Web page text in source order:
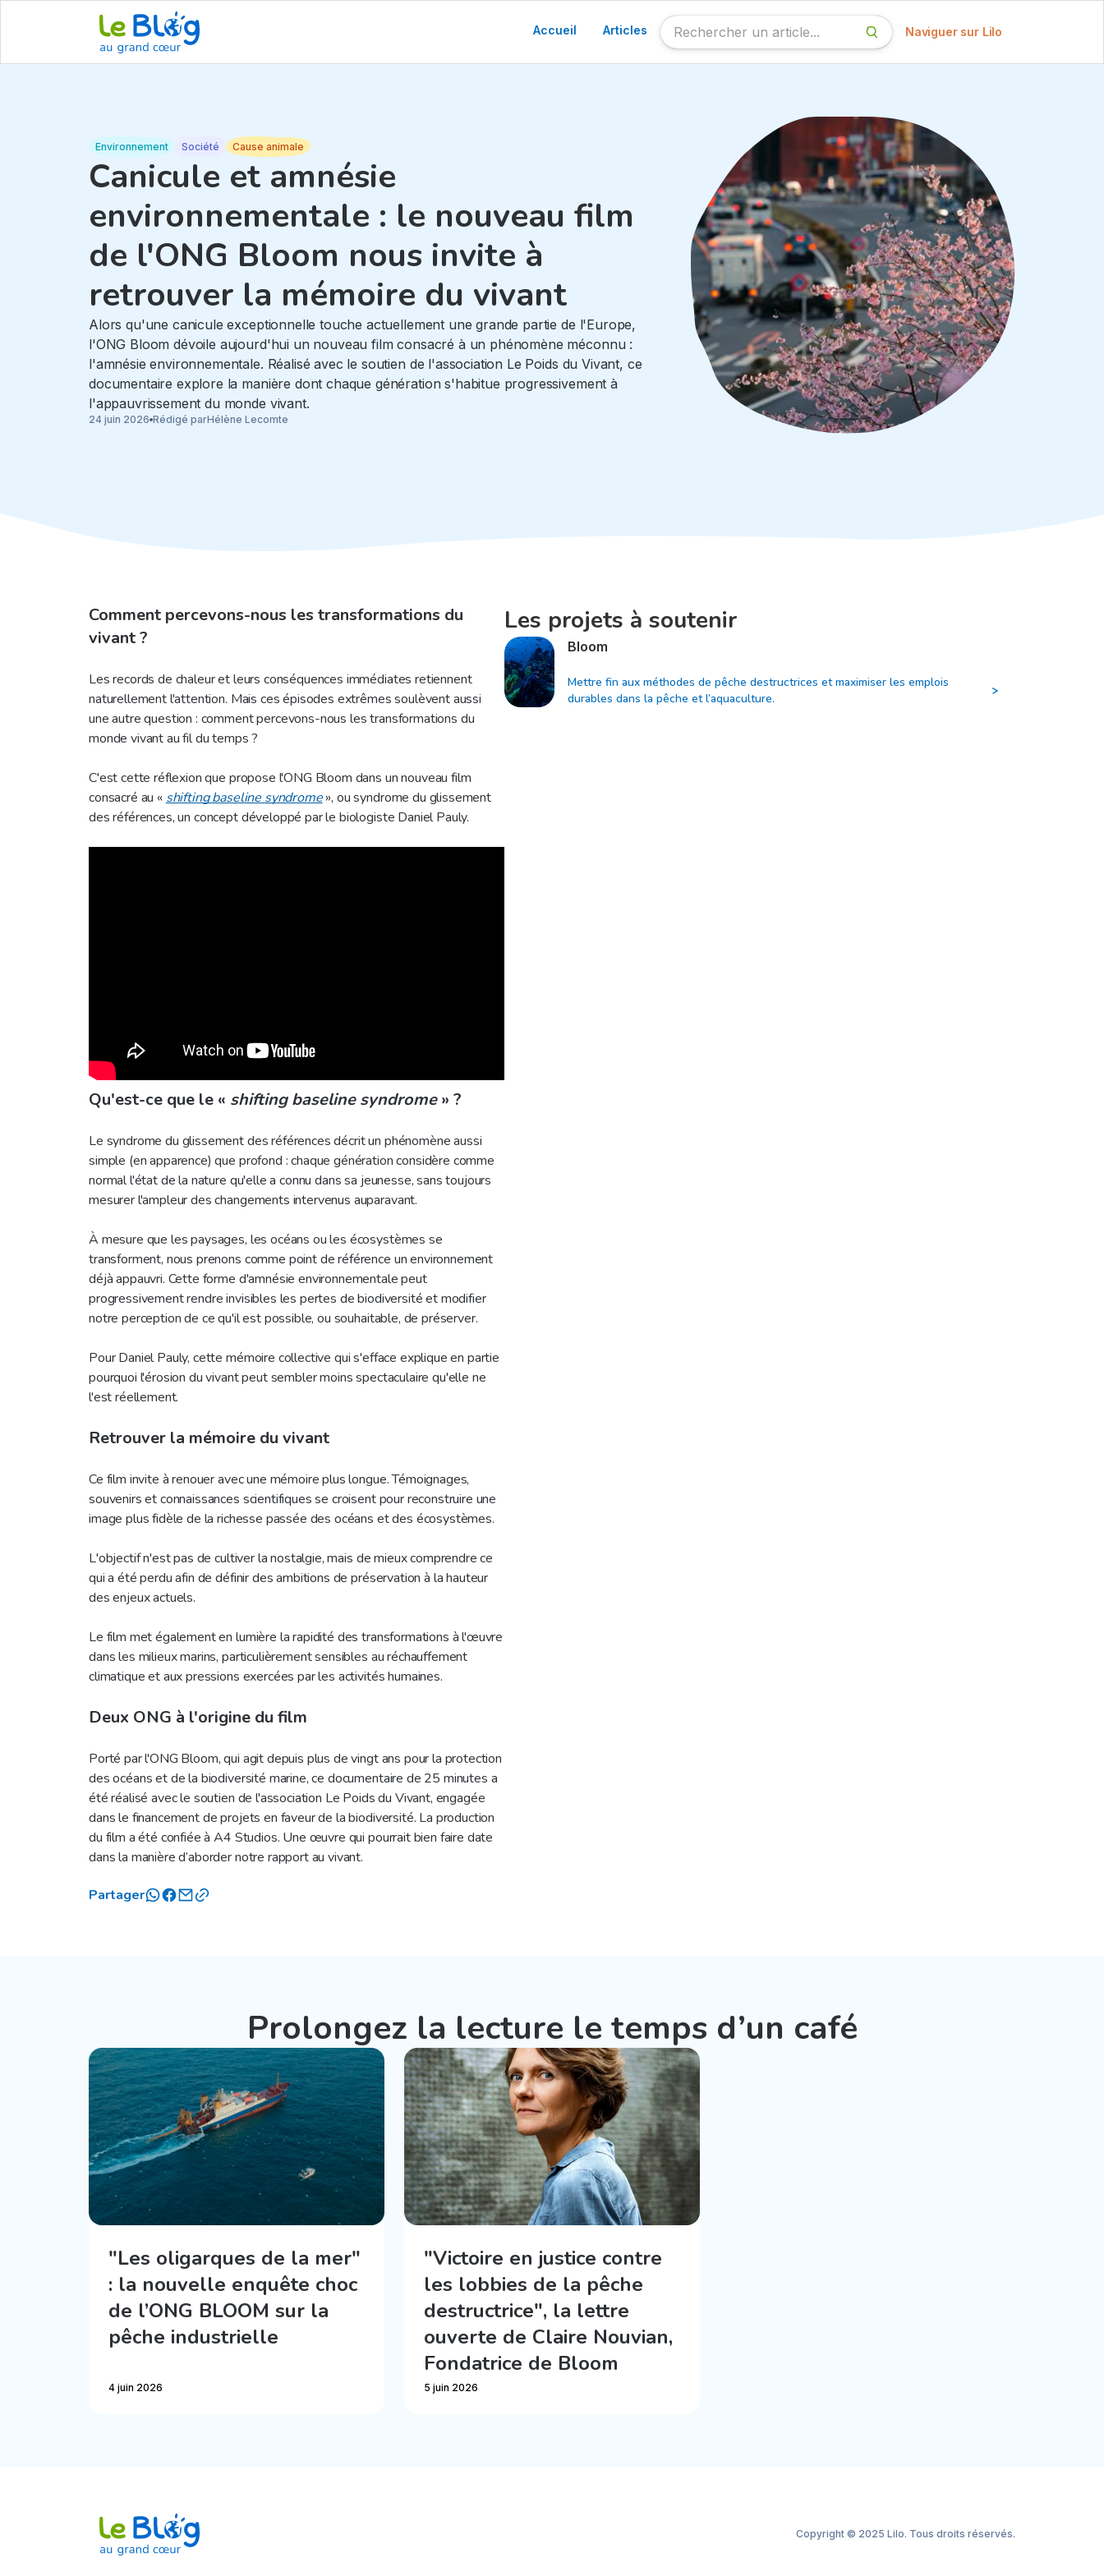
Accueil Articles Naviguer sur Lilo
Environnement Société Cause animale
Canicule et amnésie
environnementale : le nouveau film
de l'ONG Bloom nous invite à
retrouver la mémoire du vivant
Alors qu'une canicule exceptionnelle touche actuellement une grande partie de l'Europe,
l'ONG Bloom dévoile aujourd'hui un nouveau film consacré à un phénomène méconnu :
l'amnésie environnementale. Réalisé avec le soutien de l'association Le Poids du Vivant, ce
documentaire explore la manière dont chaque génération s'habitue progressivement à
l'appauvrissement du monde vivant.
24 juin 2026 Rédigé parHélène Lecomte
Comment percevons-nous les transformations du
vivant ?
Les records de chaleur et leurs conséquences immédiates retiennent
naturellement l'attention. Mais ces épisodes extrêmes soulèvent aussi
une autre question : comment percevons-nous les transformations du
monde vivant au fil du temps ?
C'est cette réflexion que propose l'ONG Bloom dans un nouveau film
consacré au « shifting baseline syndrome», ou syndrome du glissement
des références, un concept développé par le biologiste Daniel Pauly.
Qu'est-ce que le « shifting baseline syndrome» ?
Le syndrome du glissement des références décrit un phénomène aussi
simple (en apparence) que profond : chaque génération considère comme
normal l'état de la nature qu'elle a connu dans sa jeunesse, sans toujours
mesurer l'ampleur des changements intervenus auparavant.
À mesure que les paysages, les océans ou les écosystèmes se
transforment, nous prenons comme point de référence un environnement
déjà appauvri. Cette forme d'amnésie environnementale peut
progressivement rendre invisibles les pertes de biodiversité et modifier
notre perception de ce qu'il est possible, ou souhaitable, de préserver.
Pour Daniel Pauly, cette mémoire collective qui s'efface explique en partie
pourquoi l'érosion du vivant peut sembler moins spectaculaire qu'elle ne
l'est réellement.
Retrouver la mémoire du vivant
Ce film invite à renouer avec une mémoire plus longue. Témoignages,
souvenirs et connaissances scientifiques se croisent pour reconstruire une
image plus fidèle de la richesse passée des océans et des écosystèmes.
L'objectif n'est pas de cultiver la nostalgie, mais de mieux comprendre ce
qui a été perdu afin de définir des ambitions de préservation à la hauteur
des enjeux actuels.
Le film met également en lumière la rapidité des transformations à l'œuvre
dans les milieux marins, particulièrement sensibles au réchauffement
climatique et aux pressions exercées par les activités humaines.
Deux ONG à l'origine du film
Porté par l'ONG Bloom, qui agit depuis plus de vingt ans pour la protection
des océans et de la biodiversité marine, ce documentaire de 25 minutes a
été réalisé avec le soutien de l'association Le Poids du Vivant, engagée
dans le financement de projets en faveur de la biodiversité. La production
du film a été confiée à A4 Studios. Une œuvre qui pourrait bien faire date
dans la manière d’aborder notre rapport au vivant.
Partager
Les projets à soutenir
Bloom
Mettre fin aux méthodes de pêche destructrices et maximiser les emplois
durables dans la pêche et l’aquaculture.
Prolongez la lecture le temps d’un café
"Les oligarques de la mer"
: la nouvelle enquête choc
de l’ONG BLOOM sur la
pêche industrielle
4 juin 2026
"Victoire en justice contre
les lobbies de la pêche
destructrice", la lettre
ouverte de Claire Nouvian,
Fondatrice de Bloom
5 juin 2026
Copyright © 2025 Lilo. Tous droits réservés.